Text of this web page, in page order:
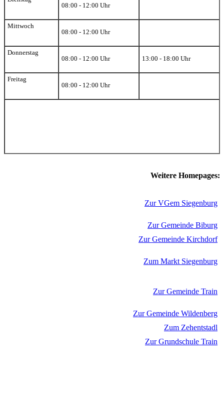
08:00 - 12:00 Uhr
Mittwoch
08:00 - 12:00 Uhr
Donnerstag
08:00 - 12:00 Uhr
13:00 - 18:00 Uhr
Freitag
08:00 - 12:00 Uhr
Weitere Homepages:
Zur VGem Siegenburg
Zur Gemeinde Biburg
Zur Gemeinde Kirchdorf
Zum Markt Siegenburg
Zur Gemeinde Train
Zur Gemeinde Wildenberg
Zum Zehentstadl
Zur Grundschule Train